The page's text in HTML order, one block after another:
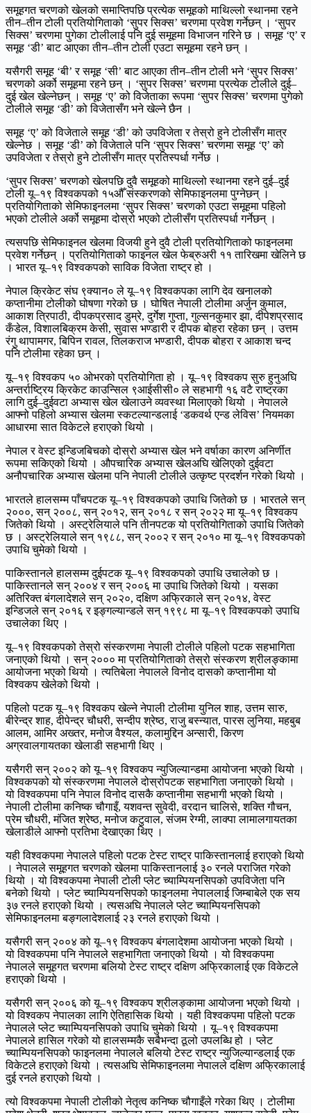
समूहगत चरणको खेलको समाप्तिपछि प्रत्येक समूहको माथिल्लो स्थानमा रहने
तीन–तीन टोली प्रतियोगिताको ‘सुपर सिक्स’ चरणमा प्रवेश गर्नेछन् । ‘सुपर
सिक्स’ चरणमा पुगेका टोलीलाई पनि दुई समूहमा विभाजन गरिने छ । समूह ‘ए’ र
समूह ‘डी’ बाट आएका तीन–तीन टोली एउटा समूहमा रहने छन् ।
यसैगरी समूह ‘बी’ र समूह ‘सी’ बाट आएका तीन–तीन टोली भने ‘सुपर सिक्स’
चरणको अर्को समूहमा रहने छन् । ‘सुपर सिक्स’ चरणमा प्रत्येक टोलीले दुई–
दुई खेल खेल्नेछन् । समूह ‘ए’ को विजेताका रूपमा ‘सुपर सिक्स’ चरणमा पुगेको
टोलीले समूह ‘डी’ को विजेतासँग भने खेल्ने छैन ।
समूह ‘ए’ को विजेताले समूह ‘डी’ को उपविजेता र तेस्रो हुने टोलीसँग मात्र
खेल्नेछ । समूह ‘डी’ को विजेताले पनि ‘सुपर सिक्स’ चरणमा समूह ‘ए’ को
उपविजेता र तेस्रो हुने टोलीसँग मात्र प्रतिस्पर्धा गर्नेछ ।
‘सुपर सिक्स’ चरणको खेलपछि दुवै समूहको माथिल्लो स्थानमा रहने दुई–दुई
टोली यू–१९ विश्वकपको १५औँ संस्करणको सेमिफाइनलमा पुग्नेछन् ।
प्रतियोगिताको सेमिफाइनलमा ‘सुपर सिक्स’ चरणको एउटा समूहमा पहिलो
भएको टोलीले अर्को समूहमा दोस्रो भएको टोलीसँग प्रतिस्पर्धा गर्नेछन् ।
त्यसपछि सेमिफाइनल खेलमा विजयी हुने दुवै टोली प्रतियोगिताको फाइनलमा
प्रवेश गर्नेछन् । प्रतियोगिताको फाइनल खेल फेब्रुअरी ११ तारिखमा खेलिने छ
। भारत यू–१९ विश्वकपको साविक विजेता राष्ट्र हो ।
नेपाल क्रिकेट संघ ९क्यान० ले यू–१९ विश्वकपका लागि देव खनालको
कप्तानीमा टोलीको घोषणा गरेको छ । घोषित नेपाली टोलीमा अर्जुन कुमाल,
आकाश त्रिपाठी, दीपकप्रसाद डुम्रे, दुर्गेश गुप्ता, गुल्सनकुमार झा, दीपेशप्रसाद
कँडेल, विशालबिक्रम केसी, सुवास भण्डारी र दीपक बोहरा रहेका छन् । उत्तम
रंगु थापामगर, बिपिन रावल, तिलकराज भण्डारी, दीपक बोहरा र आकाश चन्द
पनि टोलीमा रहेका छन् ।
यू–१९ विश्वकप ५० ओभरको प्रतियोगिता हो । यू–१९ विश्वकप सुरु हुनुअघि
अन्तर्राष्ट्रिय क्रिकेट काउन्सिल ९आईसीसी० ले सहभागी १६ वटै राष्ट्रका
लागि दुई–दुईवटा अभ्यास खेल खेलाउने व्यवस्था मिलाएको थियो । नेपालले
आफ्नो पहिलो अभ्यास खेलमा स्कटल्यान्डलाई ‘डकवर्थ एन्ड लेविस’ नियमका
आधारमा सात विकेटले हराएको थियो ।
नेपाल र वेस्ट इन्डिजबिचको दोस्रो अभ्यास खेल भने वर्षाका कारण अनिर्णीत
रूपमा सकिएको थियो । औपचारिक अभ्यास खेलअघि खेलिएको दुईवटा
अनौपचारिक अभ्यास खेलमा पनि नेपाली टोलीले उत्कृष्ट प्रदर्शन गरेको थियो ।
भारतले हालसम्म पाँचपटक यू–१९ विश्वकपको उपाधि जितेको छ । भारतले सन्
२०००, सन् २००८, सन् २०१२, सन् २०१८ र सन् २०२२ मा यू–१९ विश्वकप
जितेको थियो । अस्ट्रेलियाले पनि तीनपटक यो प्रतियोगिताको उपाधि जितेको
छ । अस्ट्रेलियाले सन् १९८८, सन् २००२ र सन् २०१० मा यू–१९ विश्वकपको
उपाधि चुमेको थियो ।
पाकिस्तानले हालसम्म दुईपटक यू–१९ विश्वकपको उपाधि उचालेको छ ।
पाकिस्तानले सन् २००४ र सन् २००६ मा उपाधि जितेको थियो । यसका
अतिरिक्त बंगलादेशले सन् २०२०, दक्षिण अफ्रिकाले सन् २०१४, वेस्ट
इन्डिजले सन् २०१६ र इङ्गल्यान्डले सन् १९९८ मा यू–१९ विश्वकपको उपाधि
उचालेका थिए ।
यू–१९ विश्वकपको तेस्रो संस्करणमा नेपाली टोलीले पहिलो पटक सहभागिता
जनाएको थियो । सन् २००० मा प्रतियोगिताको तेस्रो संस्करण श्रीलङ्कामा
आयोजना भएको थियो । त्यतिबेला नेपालले विनोद दासको कप्तानीमा यो
विश्वकप खेलेको थियो ।
पहिलो पटक यू–१९ विश्वकप खेल्ने नेपाली टोलीमा युनिल शाह, उत्तम सारु,
बीरेन्द्र शाह, दीपेन्द्र चौधरी, सन्दीप श्रेष्ठ, राजु बस्न्यात, पारस लुनिया, महबुब
आलम, आमिर अख्तर, मनोज वैश्यल, कलामुद्दिन अन्सारी, किरण
अग्रवालगायतका खेलाडी सहभागी थिए ।
यसैगरी सन् २००२ को यू–१९ विश्वकप न्युजिल्यान्डमा आयोजना भएको थियो ।
विश्वकपको यो संस्करणमा नेपालले दोस्रोपटक सहभागिता जनाएको थियो ।
यो विश्वकपमा पनि नेपाल विनोद दासकै कप्तानीमा सहभागी भएको थियो ।
नेपाली टोलीमा कनिष्क चौगाइँ, यशवन्त सुवेदी, वरदान चालिसे, शक्ति गौचन,
प्रेम चौधरी, मंजित श्रेष्ठ, मनोज कटुवाल, संजम रेग्मी, लाक्पा लामालगायतका
खेलाडीले आफ्नो प्रतिभा देखाएका थिए ।
यही विश्वकपमा नेपालले पहिलो पटक टेस्ट राष्ट्र पाकिस्तानलाई हराएको थियो
। नेपालले समूहगत चरणको खेलमा पाकिस्तानलाई ३० रनले पराजित गरेको
थियो । यो विश्वकपमा नेपाली टोली प्लेट च्याम्पियनसिपको उपविजेता पनि
बनेको थियो । प्लेट च्याम्पियनसिपको फाइनलमा नेपाललाई जिम्बाबेले एक सय
३७ रनले हराएको थियो । त्यसअघि नेपालले प्लेट च्याम्पियनसिपको
सेमिफाइनलमा बङ्गलादेशलाई २३ रनले हराएको थियो ।
यसैगरी सन् २००४ को यू–१९ विश्वकप बंगलादेशमा आयोजना भएको थियो ।
यो विश्वकपमा पनि नेपालले सहभागिता जनाएको थियो । यो विश्वकपमा
नेपालले समूहगत चरणमा बलियो टेस्ट राष्ट्र दक्षिण अफ्रिकालाई एक विकेटले
हराएको थियो ।
यसैगरी सन् २००६ को यू–१९ विश्वकप श्रीलङ्कामा आयोजना भएको थियो ।
यो विश्वकप नेपालका लागि ऐतिहासिक थियो । यही विश्वकपमा पहिलो पटक
नेपालले प्लेट च्याम्पियनसिपको उपाधि चुमेको थियो । यू–१९ विश्वकपमा
नेपालले हासिल गरेको यो हालसम्मकै सबैभन्दा ठूलो उपलब्धि हो । प्लेट
च्याम्पियनसिपको फाइनलमा नेपालले बलियो टेस्ट राष्ट्र न्युजिल्यान्डलाई एक
विकेटले हराएको थियो । त्यसअघि सेमिफाइनलमा नेपालले दक्षिण अफ्रिकालाई
दुई रनले हराएको थियो ।
त्यो विश्वकपमा नेपाली टोलीको नेतृत्व कनिष्क चौगाइँले गरेका थिए । टोलीमा